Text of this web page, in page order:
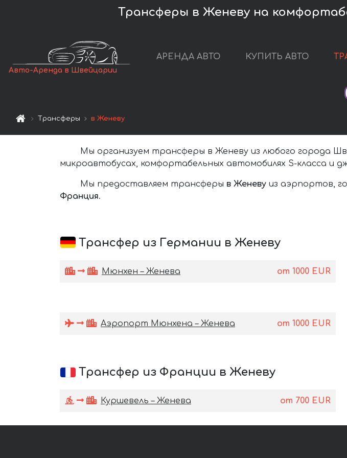
Трансферы в Женеву на
Авто-Аренда в Швейцарии
АРЕНДА АВТО КУПИТЬ АВТО
Трансферы в Женеву
Мы организуем трансферы в Женеву из любого города
микроавтобусах, комфортабельных автомобилях S-класса и
Мы предоставляем трансферы в Женеву из аэрпортов,
Франция.
Трансфер из Германии в Женеву
Мюнхен – Женева от 1000 EUR
Аэропорт Мюнхена – Женева от 1000 EUR
Трансфер из Франции в Женеву
Куршевель – Женева от 700 EUR